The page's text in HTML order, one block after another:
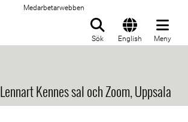
Medarbetarwebben
Sök English Meny
Lennart Kennes sal och Zoom, Uppsala